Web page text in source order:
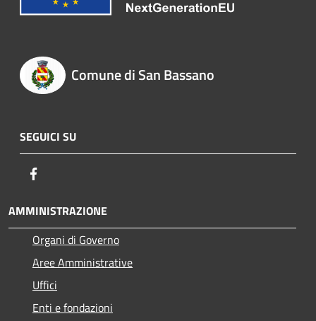
Comune di San Bassano
SEGUICI SU
AMMINISTRAZIONE
Organi di Governo
Aree Amministrative
Uffici
Enti e fondazioni